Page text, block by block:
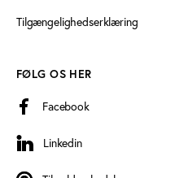
Tilgængelighedserklæring
FØLG OS HER
Facebook
Linkedin
Linkedin